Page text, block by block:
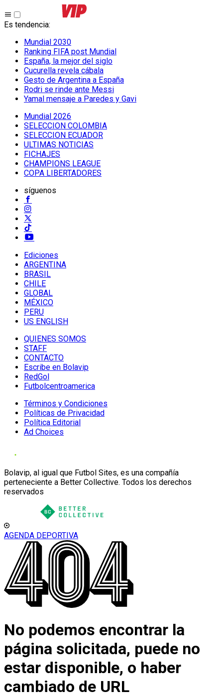
Es tendencia:
Mundial 2030
Ranking FIFA post Mundial
España, la mejor del siglo
Cucurella revela cábala
Gesto de Argentina a España
Rodri se rinde ante Messi
Yamal mensaje a Paredes y Gavi
Mundial 2026
SELECCION COLOMBIA
SELECCION ECUADOR
ULTIMAS NOTICIAS
FICHAJES
CHAMPIONS LEAGUE
COPA LIBERTADORES
síguenos
Ediciones
ARGENTINA
BRASIL
CHILE
GLOBAL
MÉXICO
PERU
US ENGLISH
QUIENES SOMOS
STAFF
CONTACTO
Escribe en Bolavip
RedGol
Futbolcentroamerica
Términos y Condiciones
Políticas de Privacidad
Política Editorial
Ad Choices
Bolavip, al igual que Futbol Sites, es una compañía
perteneciente a Better Collective. Todos los derechos
reservados
AGENDA DEPORTIVA
No podemos encontrar la
página solicitada, puede no
estar disponible, o haber
cambiado de URL